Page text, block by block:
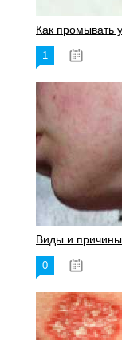
Как промывать
1
Виды и
0